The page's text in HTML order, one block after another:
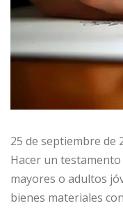
25 de septiembre de
Hacer un
mayores o adultos
bienes materiales